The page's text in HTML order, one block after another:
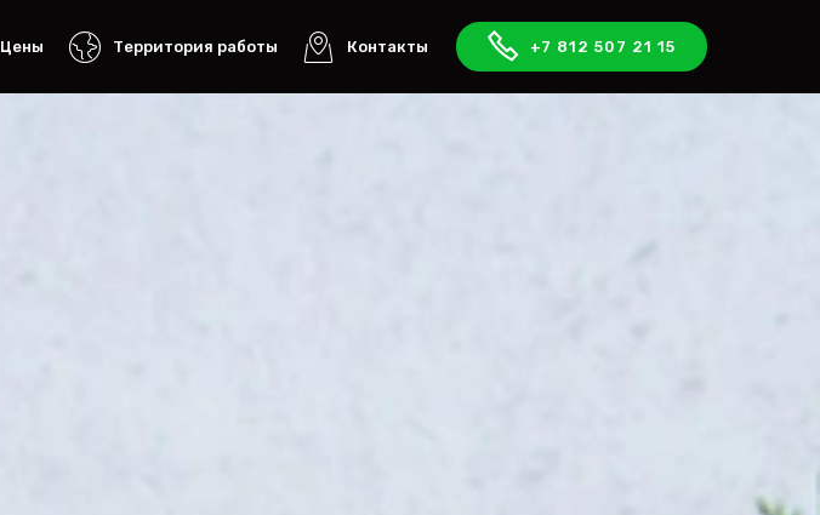
Цены Территория работы Контакты +7 812 507 21 15